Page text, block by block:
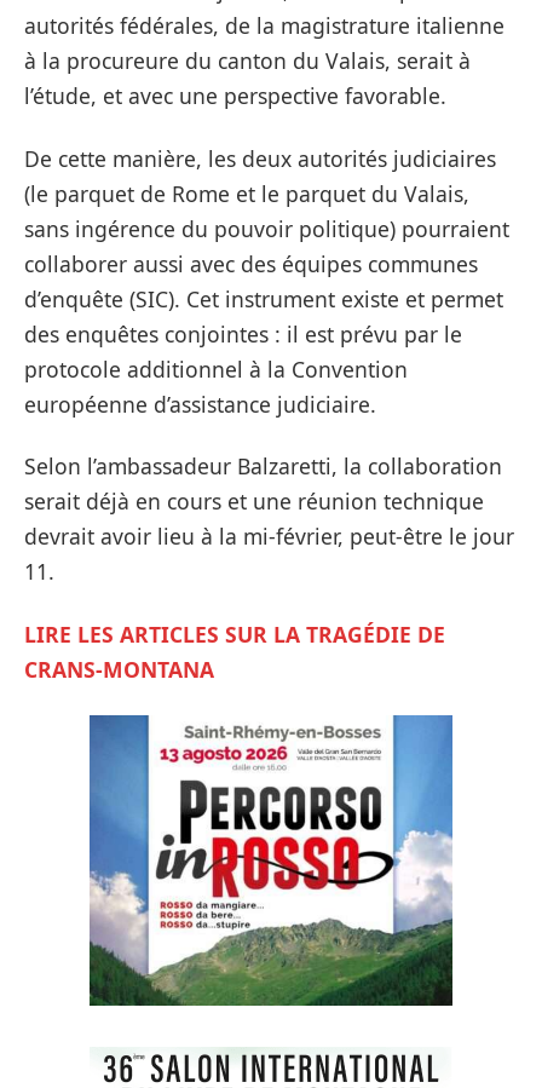
autorités fédérales, de la magistrature italienne
à la procureure du canton du Valais, serait à
l’étude, et avec une perspective favorable.
De cette manière, les deux autorités judiciaires
(le parquet de Rome et le parquet du Valais,
sans ingérence du pouvoir politique) pourraient
collaborer aussi avec des équipes communes
d’enquête (SIC). Cet instrument existe et permet
des enquêtes conjointes : il est prévu par le
protocole additionnel à la Convention
européenne d’assistance judiciaire.
Selon l’ambassadeur Balzaretti, la collaboration
serait déjà en cours et une réunion technique
devrait avoir lieu à la mi-février, peut-être le jour
11.
LIRE LES ARTICLES SUR LA TRAGÉDIE DE
CRANS-MONTANA